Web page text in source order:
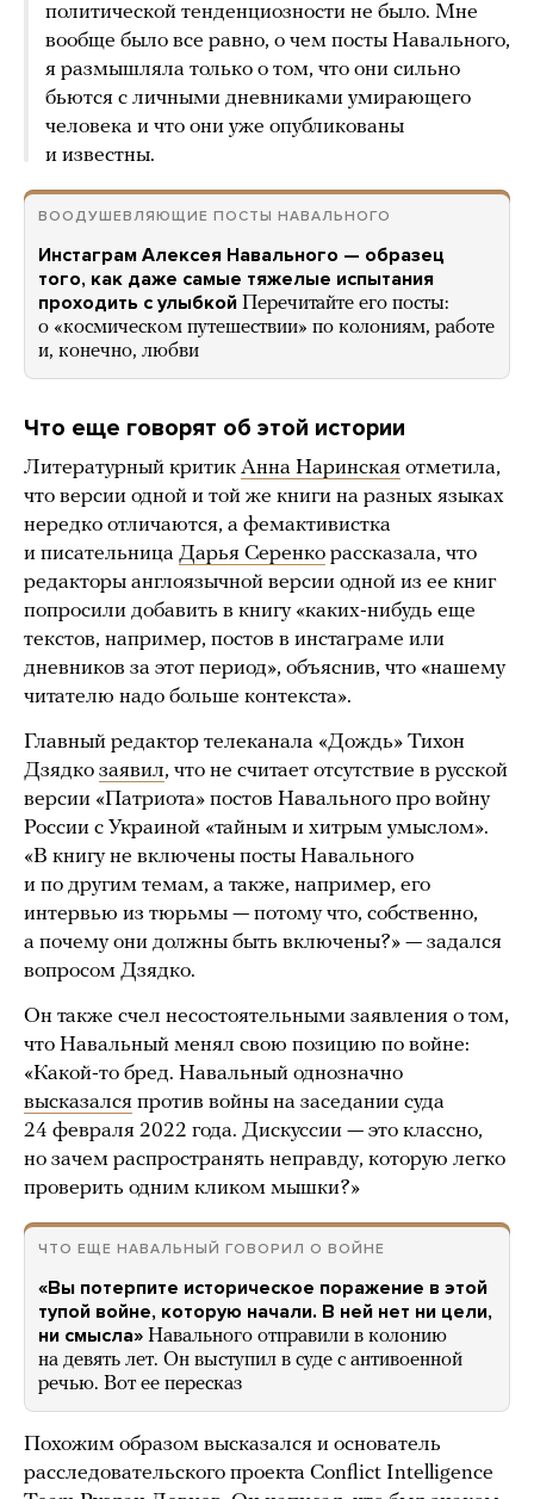
политической тенденциозности не было. Мне
вообще было все равно, о чем посты Навального,
я размышляла только о том, что они сильно
бьются с личными дневниками умирающего
человека и что они уже опубликованы
и известны.
ВООДУШЕВЛЯЮЩИЕ ПОСТЫ НАВАЛЬНОГО
Инстаграм Алексея Навального — образец
того, как даже самые тяжелые испытания
проходить с улыбкой Перечитайте его посты:
о «космическом путешествии» по колониям, работе
и, конечно, любви
Что еще говорят об этой истории
Литературный критик Анна Наринская отметила,
что версии одной и той же книги на разных языках
нередко отличаются, а фемактивистка
и писательница Дарья Серенко рассказала, что
редакторы англоязычной версии одной из ее книг
попросили добавить в книгу «каких-нибудь еще
текстов, например, постов в инстаграме или
дневников за этот период», объяснив, что «нашему
читателю надо больше контекста».
Главный редактор телеканала «Дождь» Тихон
Дзядко заявил, что не считает отсутствие в русской
версии «Патриота» постов Навального про войну
России с Украиной «тайным и хитрым умыслом».
«В книгу не включены посты Навального
и по другим темам, а также, например, его
интервью из тюрьмы — потому что, собственно,
а почему они должны быть включены?» — задался
вопросом Дзядко.
Он также счел несостоятельными заявления о том,
что Навальный менял свою позицию по войне:
«Какой-то бред. Навальный однозначно
высказался против войны на заседании суда
24 февраля 2022 года. Дискуссии — это классно,
но зачем распространять неправду, которую легко
проверить одним кликом мышки?»
ЧТО ЕЩЕ НАВАЛЬНЫЙ ГОВОРИЛ О ВОЙНЕ
«Вы потерпите историческое поражение в этой
тупой войне, которую начали. В ней нет ни цели,
ни смысла» Навального отправили в колонию
на девять лет. Он выступил в суде с антивоенной
речью. Вот ее пересказ
Похожим образом высказался и основатель
расследовательского проекта Conflict Intelligence